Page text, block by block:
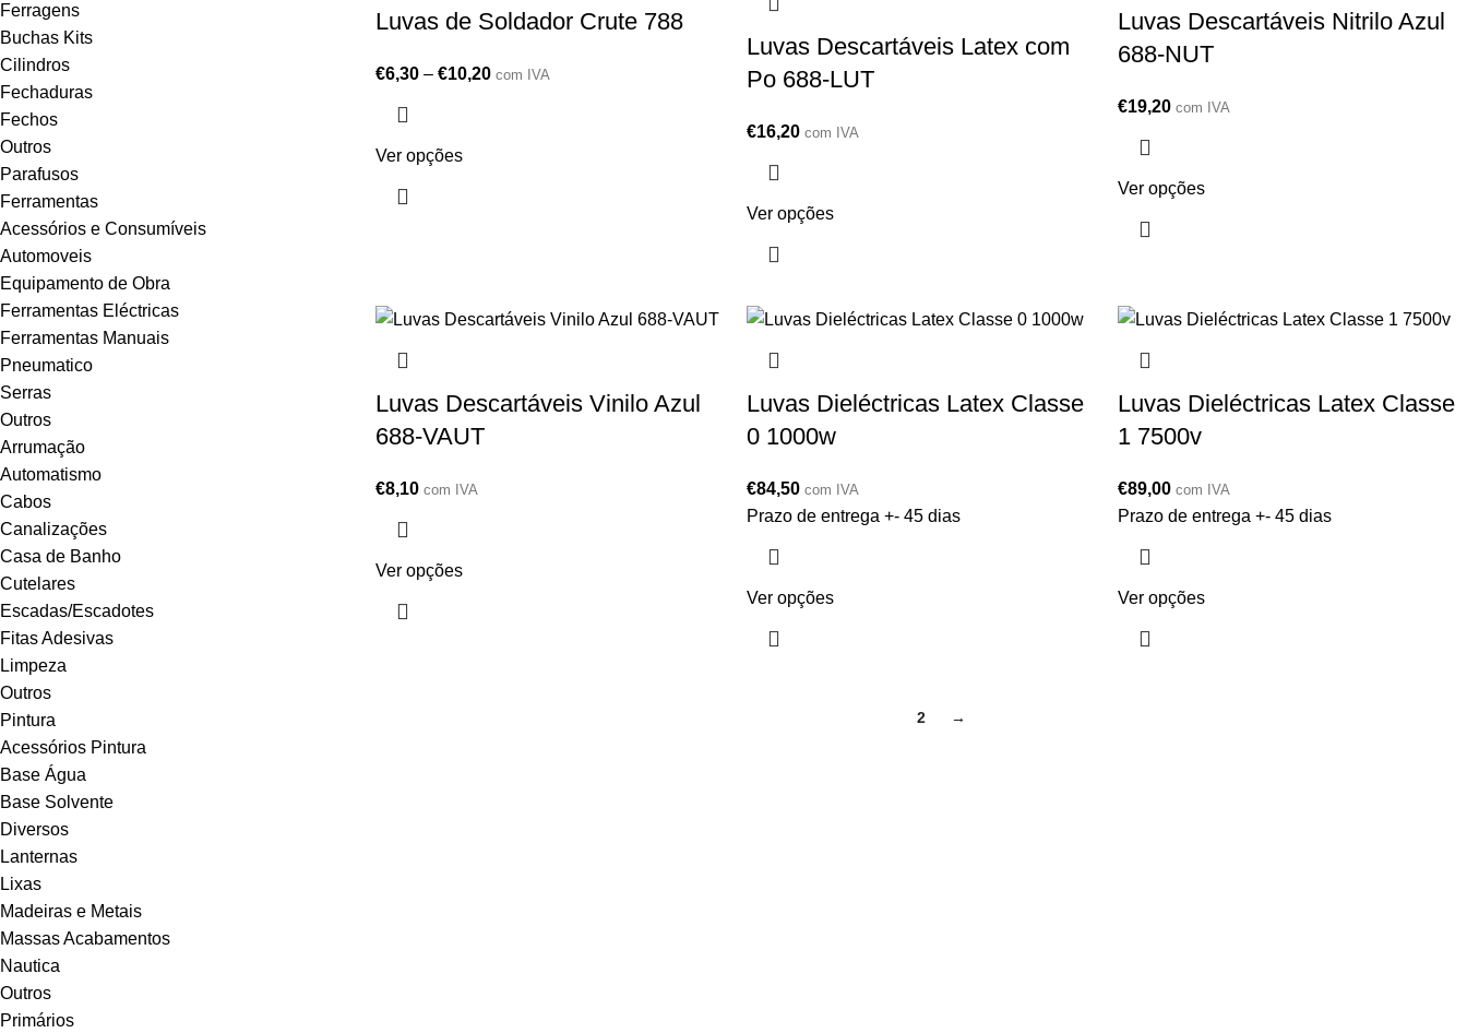
Ferragens
Buchas Kits
Cilindros
Fechaduras
Fechos
Outros
Parafusos
Ferramentas
Acessórios e Consumíveis
Automoveis
Equipamento de Obra
Ferramentas Eléctricas
Ferramentas Manuais
Pneumatico
Serras
Outros
Arrumação
Automatismo
Cabos
Canalizações
Casa de Banho
Cutelares
Escadas/Escadotes
Fitas Adesivas
Limpeza
Outros
Pintura
Acessórios Pintura
Base Água
Base Solvente
Diversos
Lanternas
Lixas
Madeiras e Metais
Massas Acabamentos
Nautica
Outros
Primários
Luvas de Soldador Crute 788
€6,30 – €10,20 com IVA
Ver opções
Luvas Descartáveis Latex com
Po 688-LUT
€16,20 com IVA
Ver opções
Luvas Descartáveis Nitrilo Azul
688-NUT
€19,20 com IVA
Ver opções
Luvas Descartáveis Vinilo Azul
688-VAUT
€8,10 com IVA
Ver opções
Luvas Dieléctricas Latex Classe
0 1000w
€84,50 com IVA
Prazo de entrega +- 45 dias
Ver opções
Luvas Dieléctricas Latex Classe
1 7500v
€89,00 com IVA
Prazo de entrega +- 45 dias
Ver opções
2 →